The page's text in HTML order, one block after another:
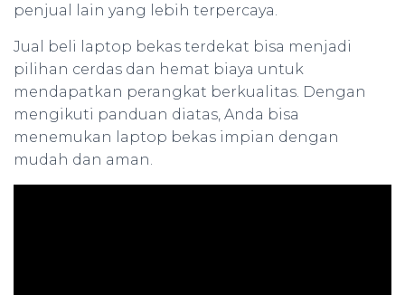
penjual lain yang lebih terpercaya.
Jual beli laptop bekas terdekat bisa menjadi
pilihan cerdas dan hemat biaya untuk
mendapatkan perangkat berkualitas. Dengan
mengikuti panduan diatas, Anda bisa
menemukan laptop bekas impian dengan
mudah dan aman.